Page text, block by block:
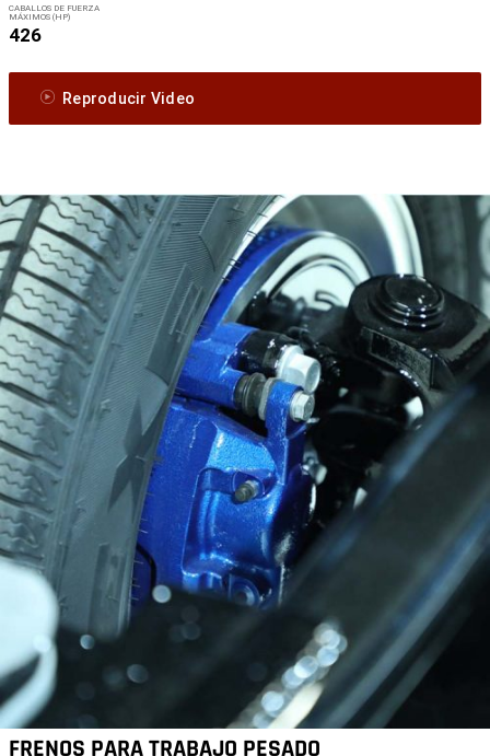
CABALLOS DE FUERZA
MÁXIMOS (HP)
426
Reproducir Video
FRENOS PARA TRABAJO PESADO